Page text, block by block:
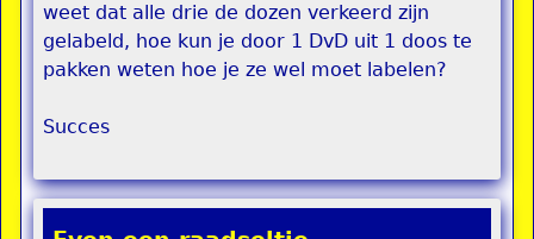
weet dat alle drie de dozen verkeerd zijn
gelabeld, hoe kun je door 1 DvD uit 1 doos te
pakken weten hoe je ze wel moet labelen?
Succes